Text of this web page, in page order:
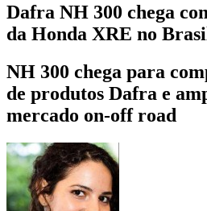
Dafra NH 300 chega
da Honda XRE no
NH 300 chega para
de produtos Dafra e
mercado on-off road